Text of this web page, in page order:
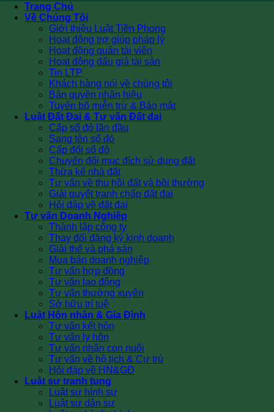
Trang Chủ
Về Chúng Tôi
Giới thiệu Luật Tiền Phong
Hoạt động trợ giúp pháp lý
Hoạt động quản tài viên
Hoạt động đấu giá tài sản
Tin LTP
Khách hàng nói về chúng tôi
Bản quyền nhãn hiệu
Tuyên bố miễn trừ & Bảo mật
Luật Đất Đai & Tư vấn Đất đai
Cấp sổ đỏ lần đầu
Sang tên sổ đỏ
Cấp đổi sổ đỏ
Chuyển đổi mục đích sử dụng đất
Thừa kế nhà đất
Tư vấn về thu hồi đất và bồi thường
Giải quyết tranh chấp đất đai
Hỏi đáp về đất đai
Tư vấn Doanh Nghiệp
Thành lập công ty
Thay đổi đăng ký kinh doanh
Giải thể và phá sản
Mua bán doanh nghiệp
Tư vấn hợp đồng
Tư vấn lao động
Tư vấn thường xuyên
Sở hữu trí tuệ
Luật Hôn nhân & Gia Đình
Tư vấn kết hôn
Tư vấn ly hôn
Tư vấn nhận con nuôi
Tư vấn về hộ tịch & Cư trú
Hỏi đáp về HN&GĐ
Luật sư tranh tụng
Luật sư hình sự
Luật sư dân sự